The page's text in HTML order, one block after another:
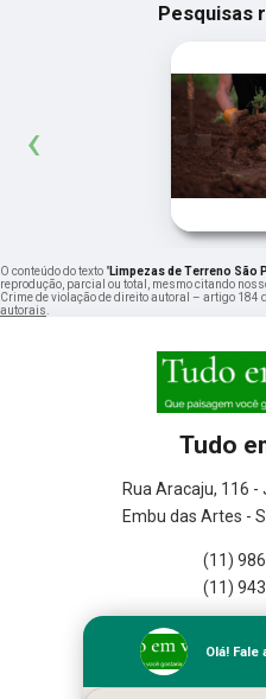
Pesquisas
‹
O conteúdo do texto "Limpezas de Terreno São
reprodução, parcial ou total, mesmo citando
Crime de violação de direito autoral – artigo 184
autorais
Tudo
Rua Aracaju, 116
Embu das Artes -
(11)
(11)
Olá! Fale